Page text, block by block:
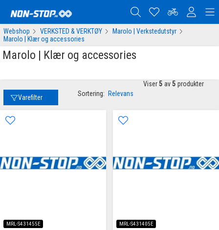
Webshop VERKSTED & VERKTØY
Marolo | Verkstedutstyr
Marolo | Klær og accessories
Marolo | Klær og accessories
Varefilter Sortering: Relevans
Viser 5 av 5 produkter
MRL-S431455E MRL-S431405E